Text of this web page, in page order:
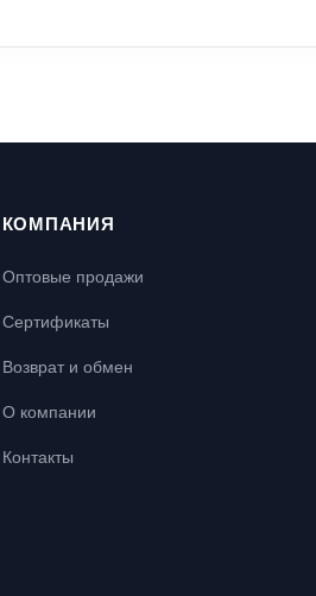
КОМПАНИЯ
Оптовые продажи
Сертификаты
Возврат и обмен
О компании
Контакты